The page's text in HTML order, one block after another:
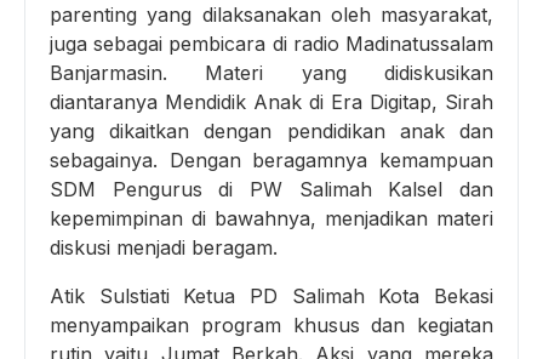
parenting yang dilaksanakan oleh masyarakat,
juga sebagai pembicara di radio Madinatussalam
Banjarmasin. Materi yang didiskusikan
diantaranya Mendidik Anak di Era Digitap, Sirah
yang dikaitkan dengan pendidikan anak dan
sebagainya. Dengan beragamnya kemampuan
SDM Pengurus di PW Salimah Kalsel dan
kepemimpinan di bawahnya, menjadikan materi
diskusi menjadi beragam.
Atik Sulstiati Ketua PD Salimah Kota Bekasi
menyampaikan program khusus dan kegiatan